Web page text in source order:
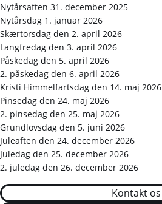
Nytårsaften 31. december 2025
Nytårsdag 1. januar 2026
Skærtorsdag den 2. april 2026
Langfredag den 3. april 2026
Påskedag den 5. april 2026
2. påskedag den 6. april 2026
Kristi Himmelfartsdag den 14. maj 2026
Pinsedag den 24. maj 2026
2. pinsedag den 25. maj 2026
Grundlovsdag den 5. juni 2026
Juleaften den 24. december 2026
Juledag den 25. december 2026
2. juledag den 26. december 2026
Kontakt os